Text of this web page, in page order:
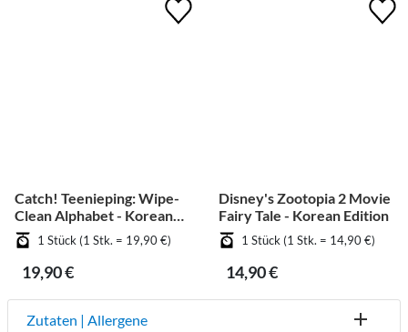
Catch! Teenieping: Wipe-
Clean Alphabet - Korean
Edition1 Stück (1 Stk. = 19,90 €)
19,90 €
Disney's Zootopia 2 Movie
Fairy Tale - Korean Edition
1 Stück (1 Stk. = 14,90 €)
14,90 €
Zutaten | Allergene